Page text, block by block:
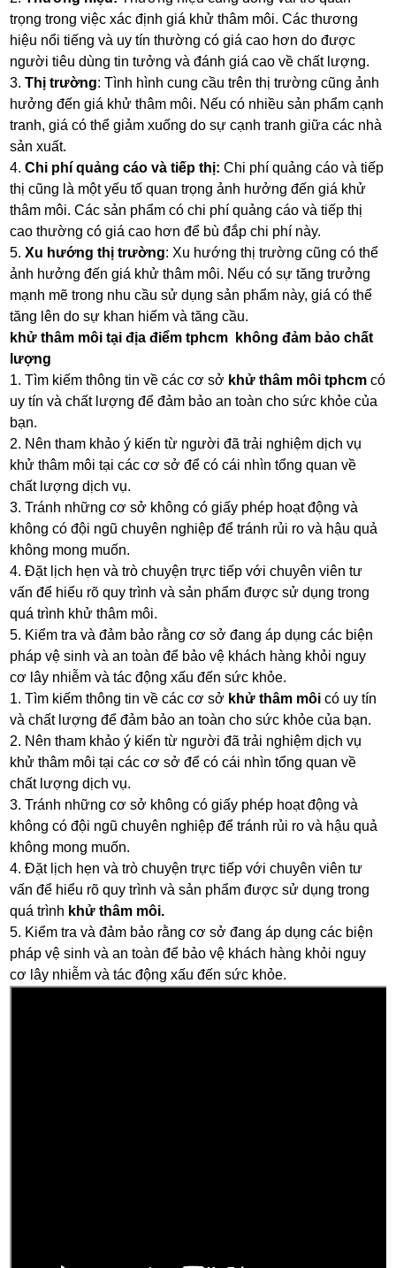
trọng trong việc xác định giá khử thâm môi. Các thương
hiệu nổi tiếng và uy tín thường có giá cao hơn do được
người tiêu dùng tin tưởng và đánh giá cao về chất lượng.
3. Thị trường: Tình hình cung cầu trên thị trường cũng ảnh
hưởng đến giá khử thâm môi. Nếu có nhiều sản phẩm cạnh
tranh, giá có thể giảm xuống do sự cạnh tranh giữa các nhà
sản xuất.
4.Chi phí quảng cáo và tiếp thị:Chi phí quảng cáo và tiếp
thị cũng là một yếu tố quan trọng ảnh hưởng đến giá khử
thâm môi. Các sản phẩm có chi phí quảng cáo và tiếp thị
cao thường có giá cao hơn để bù đắp chi phí này.
5.Xu hướng thị trường: Xu hướng thị trường cũng có thể
ảnh hưởng đến giá khử thâm môi. Nếu có sự tăng trưởng
mạnh mẽ trong nhu cầu sử dụng sản phẩm này, giá có thể
tăng lên do sự khan hiếm và tăng cầu.
khử thâm môi tại địa điểm tphcm không đảm bảo chất
lượng
1. Tìm kiếm thông tin về các cơ sở khử thâm môi tphcmcó
uy tín và chất lượng để đảm bảo an toàn cho sức khỏe của
bạn.
2. Nên tham khảo ý kiến từ người đã trải nghiệm dịch vụ
khử thâm môi tại các cơ sở để có cái nhìn tổng quan về
chất lượng dịch vụ.
3. Tránh những cơ sở không có giấy phép hoạt động và
không có đội ngũ chuyên nghiệp để tránh rủi ro và hậu quả
không mong muốn.
4. Đặt lịch hẹn và trò chuyện trực tiếp với chuyên viên tư
vấn để hiểu rõ quy trình và sản phẩm được sử dụng trong
quá trình khử thâm môi.
5. Kiểm tra và đảm bảo rằng cơ sở đang áp dụng các biện
pháp vệ sinh và an toàn để bảo vệ khách hàng khỏi nguy
cơ lây nhiễm và tác động xấu đến sức khỏe.
1. Tìm kiếm thông tin về các cơ sở khử thâm môicó uy tín
và chất lượng để đảm bảo an toàn cho sức khỏe của bạn.
2. Nên tham khảo ý kiến từ người đã trải nghiệm dịch vụ
khử thâm môi tại các cơ sở để có cái nhìn tổng quan về
chất lượng dịch vụ.
3. Tránh những cơ sở không có giấy phép hoạt động và
không có đội ngũ chuyên nghiệp để tránh rủi ro và hậu quả
không mong muốn.
4. Đặt lịch hẹn và trò chuyện trực tiếp với chuyên viên tư
vấn để hiểu rõ quy trình và sản phẩm được sử dụng trong
quá trình khử thâm môi.
5. Kiểm tra và đảm bảo rằng cơ sở đang áp dụng các biện
pháp vệ sinh và an toàn để bảo vệ khách hàng khỏi nguy
cơ lây nhiễm và tác động xấu đến sức khỏe.